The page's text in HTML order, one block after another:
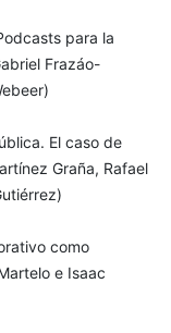
para la
Frazáo-
El caso de
Graña, Rafael
como
e Isaac